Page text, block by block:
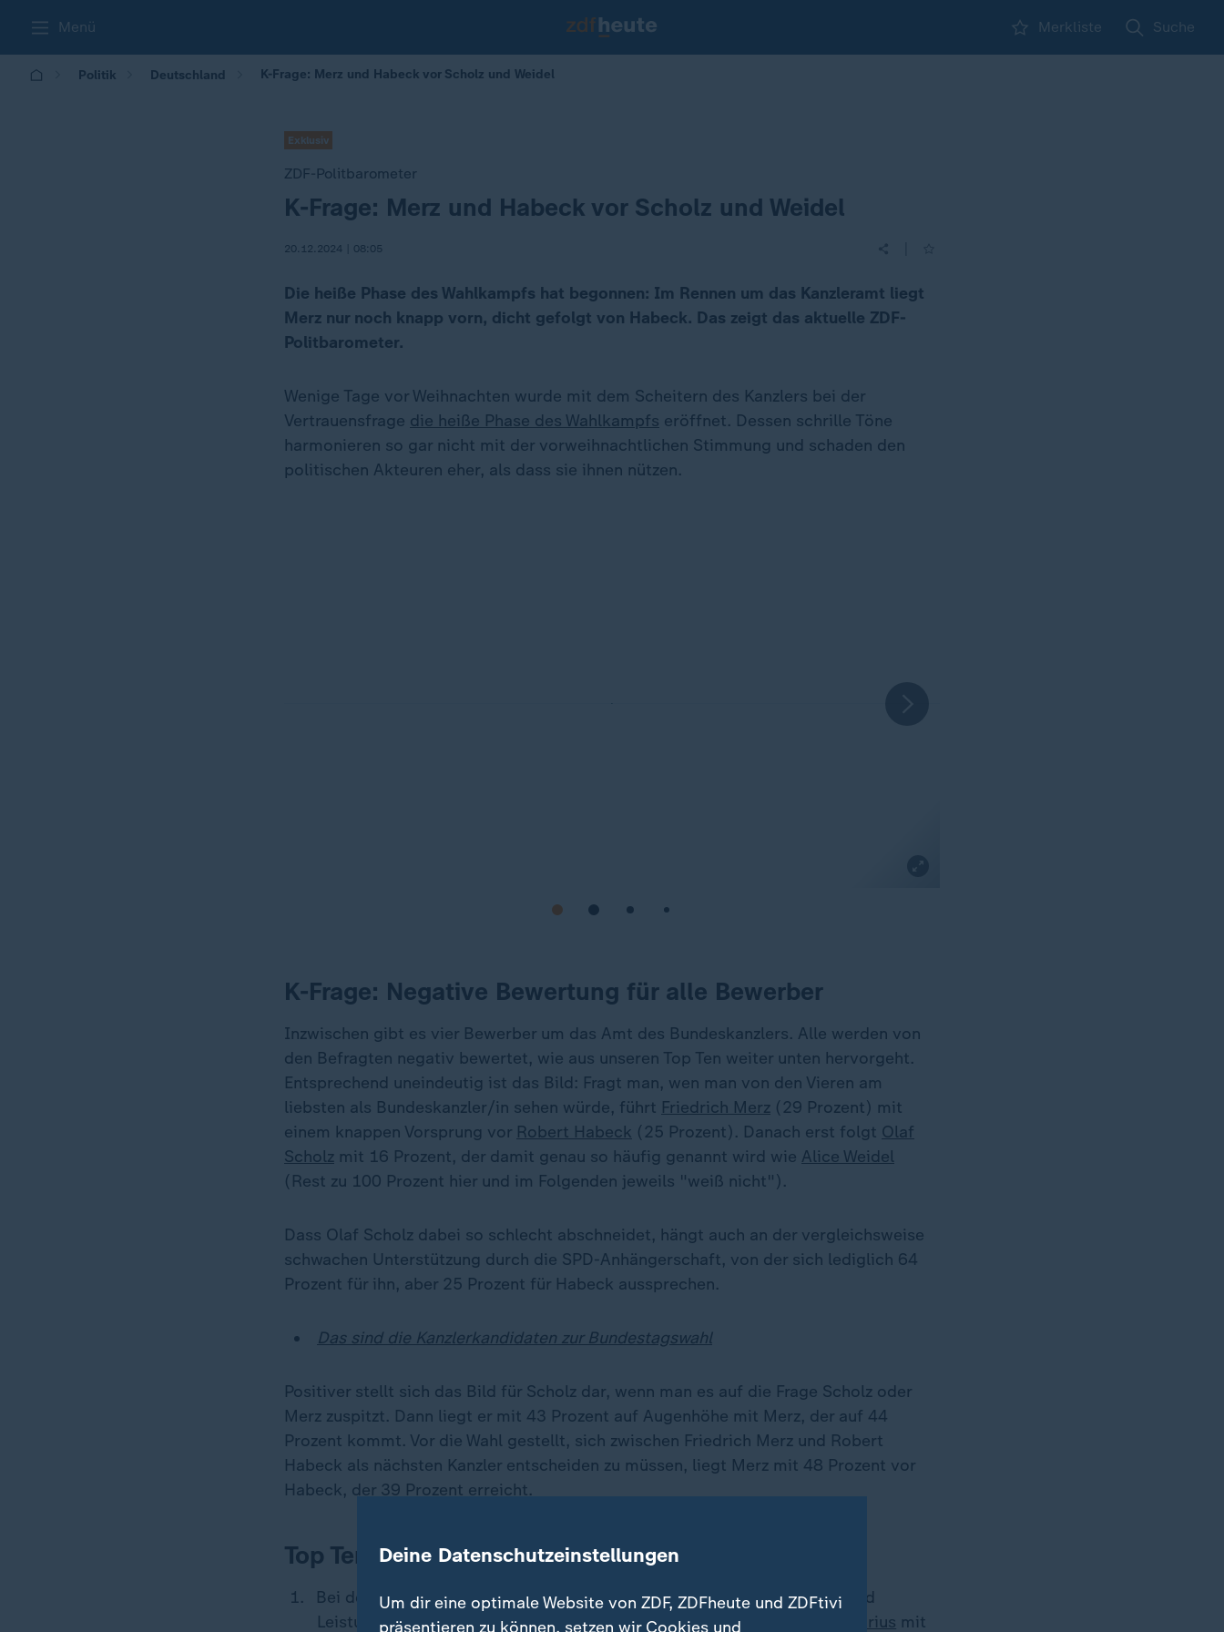
Menü Merkliste Suche
Politik Deutschland K-Frage: Merz und Habeck vor Scholz und Weidel
Exklusiv
ZDF-Politbarometer
:K-Frage: Merz und Habeck vor Scholz und Weidel
20.12.2024 | 08:05
Die heiße Phase des Wahlkampfs hat begonnen: Im Rennen um das Kanzleramt liegt
Merz nur noch knapp vorn, dicht gefolgt von Habeck. Das zeigt das aktuelle ZDF-
Politbarometer.
Wenige Tage vor Weihnachten wurde mit dem Scheitern des Kanzlers bei der
Vertrauensfrage die heiße Phase des Wahlkampfs eröffnet. Dessen schrille Töne
harmonieren so gar nicht mit der vorweihnachtlichen Stimmung und schaden den
politischen Akteuren eher, als dass sie ihnen nützen.
K-Frage: Negative Bewertung für alle Bewerber
Inzwischen gibt es vier Bewerber um das Amt des Bundeskanzlers. Alle werden von
den Befragten negativ bewertet, wie aus unseren Top Ten weiter unten hervorgeht.
Entsprechend uneindeutig ist das Bild: Fragt man, wen man von den Vieren am
liebsten als Bundeskanzler/in sehen würde, führt Friedrich Merz (29 Prozent) mit
einem knappen Vorsprung vor Robert Habeck (25 Prozent). Danach erst folgt Olaf
Scholz mit 16 Prozent, der damit genau so häufig genannt wird wie Alice Weidel
(Rest zu 100 Prozent hier und im Folgenden jeweils "weiß nicht").
Dass Olaf Scholz dabei so schlecht abschneidet, hängt auch an der vergleichsweise
schwachen Unterstützung durch die SPD-Anhängerschaft, von der sich lediglich 64
Prozent für ihn, aber 25 Prozent für Habeck aussprechen.
Das sind die Kanzlerkandidaten zur Bundestagswahl
Positiver stellt sich das Bild für Scholz dar, wenn man es auf die Frage Scholz oder
Merz zuspitzt. Dann liegt er mit 43 Prozent auf Augenhöhe mit Merz, der auf 44
Prozent kommt. Vor die Wahl gestellt, sich zwischen Friedrich Merz und Robert
Habeck als nächsten Kanzler entscheiden zu müssen, liegt Merz mit 48 Prozent vor
Habeck, der 39 Prozent erreicht.
Top Ten: Pistorius weiter vorn
Bei der Beurteilung von Politikerinnen und Politikern nach Sympathie und
Leistung ("Was halten Sie von?") liegt Verteidigungsminister
Boris Pistorius mit
Deine Datenschutzeinstellungen
Um dir eine optimale Website von ZDF, ZDFheute und ZDFtivi
präsentieren zu können, setzen wir Cookies und